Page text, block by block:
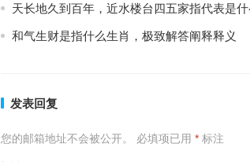
天长地久到百年，近水楼台四五家指代表是
和气生财是指什么生肖，极致解答阐释释义
发表回复
您的邮箱地址不会被公开。 必填项已用 * 标注